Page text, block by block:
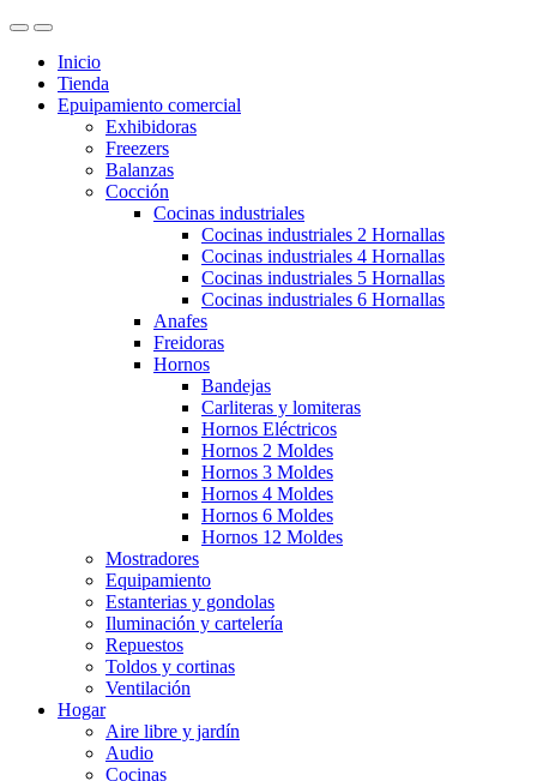
Inicio
Tienda
Epuipamiento comercial
Exhibidoras
Freezers
Balanzas
Cocción
Cocinas industriales
Cocinas industriales 2 Hornallas
Cocinas industriales 4 Hornallas
Cocinas industriales 5 Hornallas
Cocinas industriales 6 Hornallas
Anafes
Freidoras
Hornos
Bandejas
Carliteras y lomiteras
Hornos Eléctricos
Hornos 2 Moldes
Hornos 3 Moldes
Hornos 4 Moldes
Hornos 6 Moldes
Hornos 12 Moldes
Mostradores
Equipamiento
Estanterias y gondolas
Iluminación y cartelería
Repuestos
Toldos y cortinas
Ventilación
Hogar
Aire libre y jardín
Audio
Cocinas